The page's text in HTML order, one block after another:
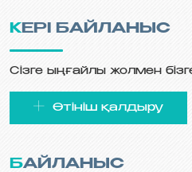
КЕРІ БАЙЛАНЫС
Сізге ыңғайлы жолмен
Өтініш қалдыру
БАЙЛАНЫС